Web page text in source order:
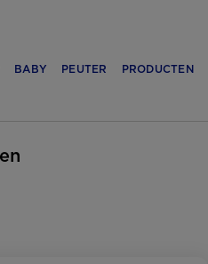
BABY PEUTER PRODUCTEN